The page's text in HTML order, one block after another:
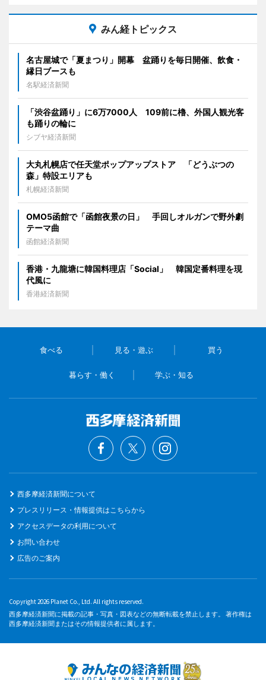
みん経トピックス
名古屋城で「夏まつり」開幕 盆踊りを毎日開催、飲食・
縁日ブースも
名駅経済新聞
「渋谷盆踊り」に6万7000人 109前に櫓、外国人観光客
も踊りの輪に
シブヤ経済新聞
大丸札幌店で任天堂ポップアップストア 「どうぶつの
森」特設エリアも
札幌経済新聞
OMO5函館で「函館夜景の日」 手回しオルガンで野外劇
テーマ曲
函館経済新聞
香港・九龍塘に韓国料理店「Social」 韓国定番料理を現
代風に
香港経済新聞
食べる 見る・遊ぶ 買う
暮らす・働く 学ぶ・知る
西多摩経済新聞について
プレスリリース・情報提供はこちらから
アクセスデータの利用について
お問い合わせ
広告のご案内
Copyright 2026 Planet Co., Ltd. All rights reserved.
西多摩経済新聞に掲載の記事・写真・図表などの無断転載を禁止します。 著作権は
西多摩経済新聞またはその情報提供者に属します。